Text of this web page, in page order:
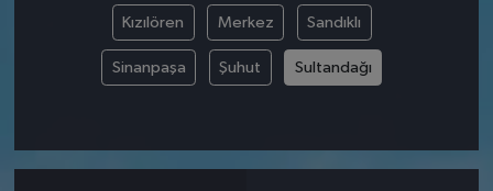
Kızılören Merkez Sandıklı
Sinanpaşa Şuhut Sultandağı